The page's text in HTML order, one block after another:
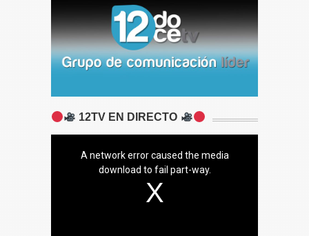
12TV EN DIRECTO
A network error caused the media
download to fail part-way.